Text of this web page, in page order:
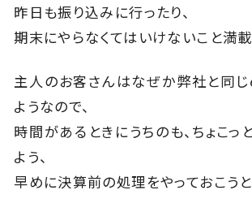
昨日も振り込みに行ったり、
期末にやらなくてはいけないこと満載
主人のお客さんはなぜか弊社と同
ようなので、
時間があるときにうちのも、ちょこっ
よう、
早めに決算前の処理をやっておこうと